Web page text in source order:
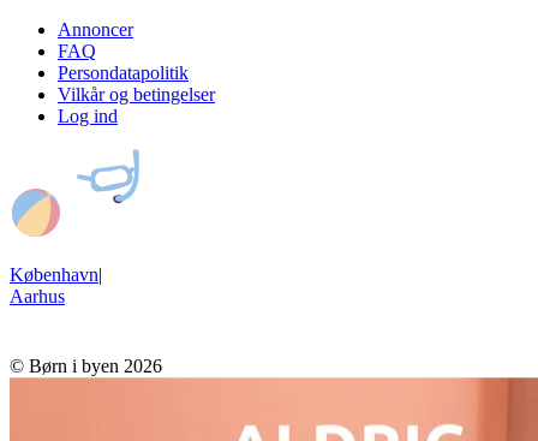
Annoncer
FAQ
Persondatapolitik
Vilkår og betingelser
Log ind
København|
Aarhus
© Børn i byen 2026